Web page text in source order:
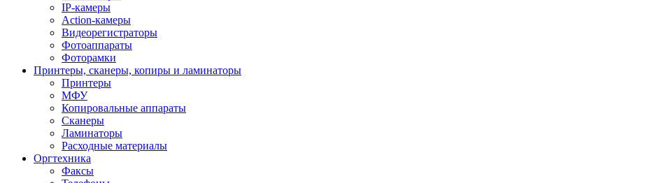
IP-камеры
Action-камеры
Видеорегистраторы
Фотоаппараты
Фоторамки
Принтеры, сканеры, копиры и ламинаторы
Принтеры
МФУ
Копировальные аппараты
Сканеры
Ламинаторы
Расходные материалы
Оргтехника
Факсы